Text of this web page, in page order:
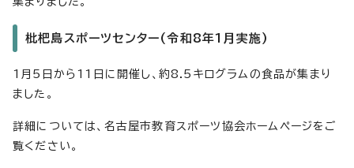
枇杷島スポーツセンター(令和8年1月実施)
1月5日から11日に開催し、約8.5キログラムの食品が集まり
ました。
詳細については、名古屋市教育スポーツ協会ホームページをご
覧ください。